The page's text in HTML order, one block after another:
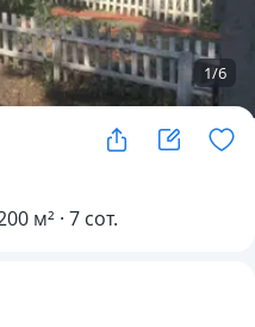
1/6
м² · 7 сот.